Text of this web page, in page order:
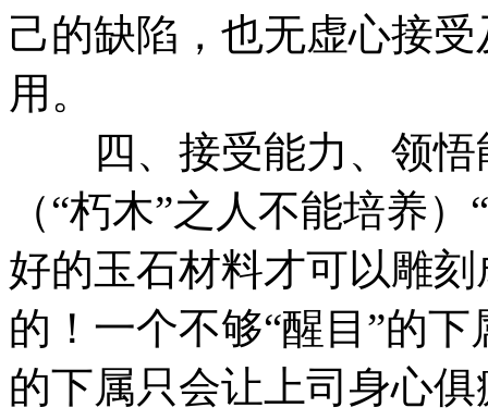
己的缺陷，也无虚心接
用。
四、接受能力、领悟
（“朽木”之人不能培养
好的玉石材料才可以雕
的！一个不够“醒目”的
的下属只会让上司身心